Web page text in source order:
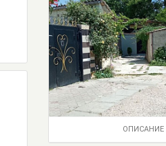
ОПИСАНИЕ